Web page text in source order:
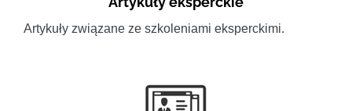
Artykuły związane ze szkoleniami eksperckimi.